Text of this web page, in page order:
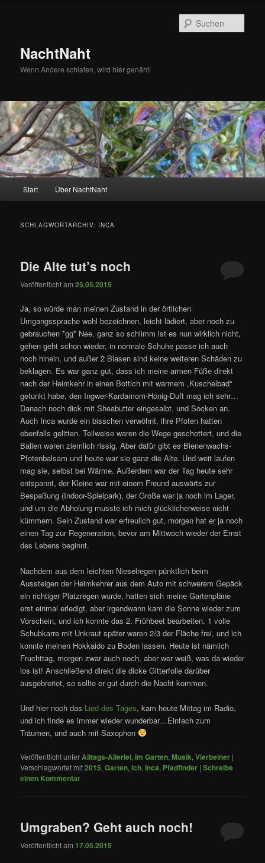
NachtNaht
Wenn Andere schlafen, wird hier genäht!
Start Über NachtNaht
SCHLAGWORTARCHIV: INCA
Die Alte tut’s noch
Veröffentlicht am25.05.2015
Ja, so würde man meinen Zustand in der örtlichen
Umgangssprache wohl bezeichnen, leicht lädiert, aber noch zu
gebrauchen *gg* Nee, ganz so schlimm ist es nun wirklich nicht,
gehen geht schon wieder, in normale Schuhe passe ich auch
noch hinein, und außer 2 Blasen sind keine weiteren Schäden zu
beklagen. Es war ganz gut, dass ich meine armen Füße direkt
nach der Heimkehr in einen Bottich mit warmem „Kuschelbad“
getunkt habe, den Ingwer-Kardamom-Honig-Duft mag ich sehr…
Danach noch dick mit Sheabutter eingesalbt, und Socken an.
Auch Inca wurde ein bisschen verwöhnt, ihre Pfoten hatten
ebenfalls gelitten. Teilweise waren die Wege geschottert, und die
Ballen waren ziemlich rissig. Aber dafür gibt es Bienenwachs-
Pfotenbalsam und heute war sie ganz die Alte. Und weit laufen
mag sie, selbst bei Wärme. Außerdem war der Tag heute sehr
entspannt, der Kleine war mit einem Freund auswärts zur
Bespaßung (Indoor-Spielpark), der Große war ja noch im Lager,
und um die Abholung musste ich mich glücklicherweise nicht
kümmern. Sein Zustand war erfreulich gut, morgen hat er ja noch
einen Tag zur Regeneration, bevor am Mittwoch wieder der Ernst
des Lebens beginnt.
Nachdem aus dem leichten Nieselregen pünktlich beim
Aussteigen der Heimkehrer aus dem Auto mit schwerem Gepäck
ein richtiger Platzregen wurde, hatten sich meine Gartenpläne
erst einmal erledigt, aber irgendwann kam die Sonne wieder zum
Vorschein, und ich konnte das 2. Frühbeet bearbeiten. 1 volle
Schubkarre mit Unkraut später waren 2/3 der Fläche frei, und ich
konnte meinen Hokkaido zu Boden lassen. Heute ist nämlich
Fruchttag, morgen zwar auch noch, aber wer weiß, was da wieder
los ist! Anschließend direkt die dicke Gitterfolie darüber
ausgebreitet, so sollte er gut durch die Nacht kommen.
Und hier noch das Lied des Tages, kam heute Mittag im Radio,
und ich finde es immer wieder wunderbar…Einfach zum
Träumen, und auch mit Saxophon
Veröffentlicht unterAlltags-Allerlei,Im Garten,Musik,Vierbeiner |
Verschlagwortet mit2015,Garten,ich,Inca, Pfadfinder |Schreibe
einen Kommentar
Umgraben? Geht auch noch!
Veröffentlicht am17.05.2015